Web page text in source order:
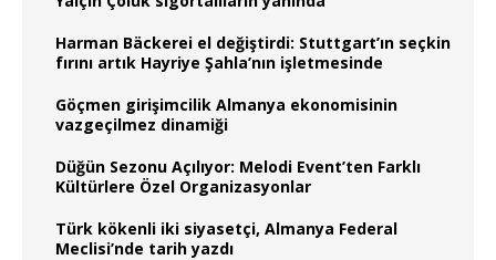
Harman Bäckerei el değiştirdi: Stuttgart’ın seçkin
fırını artık Hayriye Şahla’nın işletmesinde
Göçmen girişimcilik Almanya ekonomisinin
vazgeçilmez dinamiği
Düğün Sezonu Açılıyor: Melodi Event’ten Farklı
Kültürlere Özel Organizasyonlar
Türk kökenli iki siyasetçi, Almanya Federal
Meclisi’nde tarih yazdı